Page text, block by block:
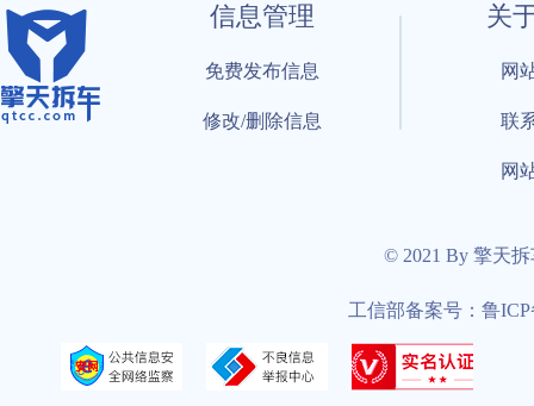
信息管理
免费发布信息
修改/删除信息
关
网
联
网
© 2021 By 擎天
工信部备案号：鲁